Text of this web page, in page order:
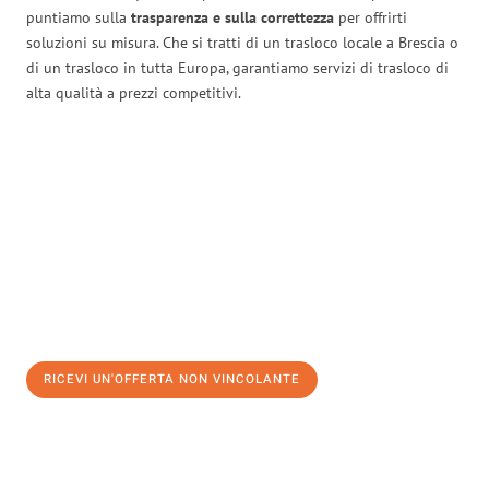
puntiamo sulla trasparenza e sulla correttezza per offrirti
soluzioni su misura. Che si tratti di un trasloco locale a Brescia o
di un trasloco in tutta Europa, garantiamo servizi di trasloco di
alta qualità a prezzi competitivi.
RICEVI UN'OFFERTA NON VINCOLANTE